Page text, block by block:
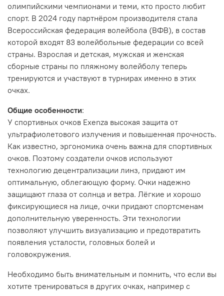
олимпийскими чемпионами и теми, кто просто любит
спорт. В 2024 году партнёром производителя стала
Всероссийская федерация волейбола (ВФВ), в состав
которой входят 83 волейбольные федерации со всей
страны. Взрослая и детская, мужская и женская
сборные страны по пляжному волейболу теперь
тренируются и участвуют в турнирах именно в этих
очках.
Общие особенности:
У спортивных очков Exenza высокая защита от
ультрафиолетового излучения и повышенная прочность.
Как известно, эргономика очень важна для спортивных
очков. Поэтому создатели очков используют
технологию децентрализации линз, придают им
оптимальную, облегающую форму. Очки надежно
защищают глаза от солнца и ветра. Лёгкие и хорошо
фиксирующиеся на лице, очки придают спортсменам
дополнительную уверенность. Эти технологии
позволяют улучшить визуализацию и предотвратить
появления усталости, головных болей и
головокружения.
Необходимо быть внимательным и помнить, что если вы
хотите тренироваться в других очках, например с